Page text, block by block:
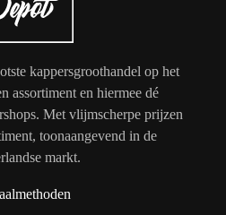
kappersgroothandel op het
assortiment en hiermee dé
Met vlijmscherpe prijzen
toonaangevend in de
markt.